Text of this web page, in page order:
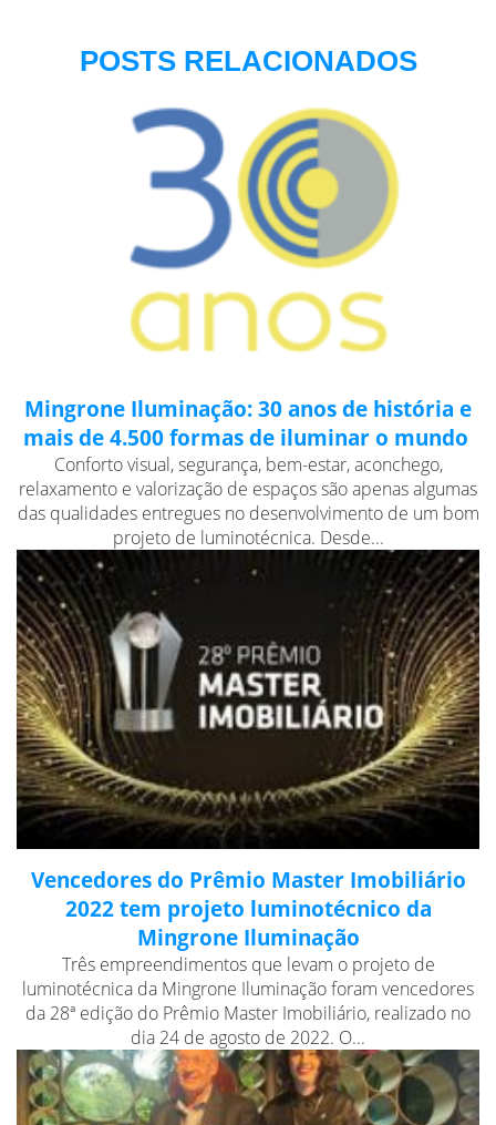
POSTS RELACIONADOS
Mingrone Iluminação: 30 anos de história e
mais de 4.500 formas de iluminar o mundo
Conforto visual, segurança, bem-estar, aconchego,
relaxamento e valorização de espaços são apenas algumas
das qualidades entregues no desenvolvimento de um bom
projeto de luminotécnica. Desde...
Vencedores do Prêmio Master Imobiliário
2022 tem projeto luminotécnico da
Mingrone Iluminação
Três empreendimentos que levam o projeto de
luminotécnica da Mingrone Iluminação foram vencedores
da 28ª edição do Prêmio Master Imobiliário, realizado no
dia 24 de agosto de 2022. O...